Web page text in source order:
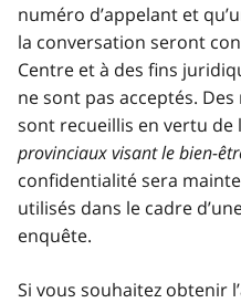
numéro d’appelant et
la conversation seront
Centre et à des fins
ne sont pas acceptés.
sont recueillis en vertu de
provinciaux visant le bien-
confidentialité sera
utilisés dans le cadre
enquête.
Si vous souhaitez obtenir